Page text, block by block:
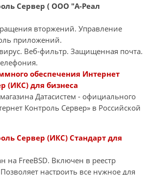
Сервер ( ООО "А-Реал
вторжений. Управление
приложений.
Веб-фильтр. Защищенная почта.
обеспечения Интернет
(ИКС) для бизнеса
Датасиcтем - официального
Контроль Сервер» в Российской
Сервер (ИКС) Стандарт для
на FreeBSD. Включен в реестр
настроить все нужное для